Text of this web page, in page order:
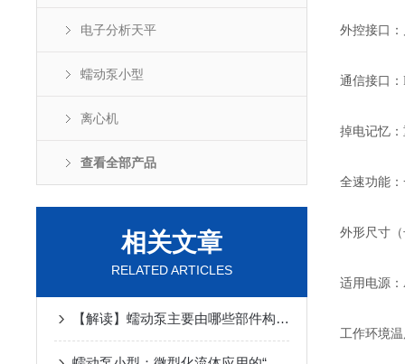
电子分析天平
蠕动泵小型
离心机
查看全部产品
相关文章
RELATED ARTICLES
【解读】蠕动泵主要由哪些部件构成？
外控接口
通信接口：
掉电记忆
全速功能
外形尺寸（
适用电源：
工作环境